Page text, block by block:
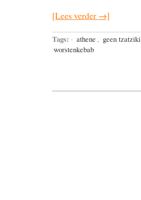
[Lees verder →]
Tags: · athene , geen tzatziki
worstenkebab